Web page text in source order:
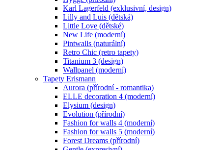
Karl Lagerfeld (exklusivní, design)
Lilly and Luis (dětská)
Little Love (dětské)
New Life (moderní)
Pintwalls (naturální)
Retro Chic (retro tapety)
Titanium 3 (design)
Wallpanel (moderní)
Tapety Erismann
Aurora (přírodní - romantika)
ELLE decoration 4 (moderní)
Elysium (design)
Evolution (přírodní)
Fashion for walls 4 (moderní)
Fashion for walls 5 (moderní)
Forest Dreams (přírodní)